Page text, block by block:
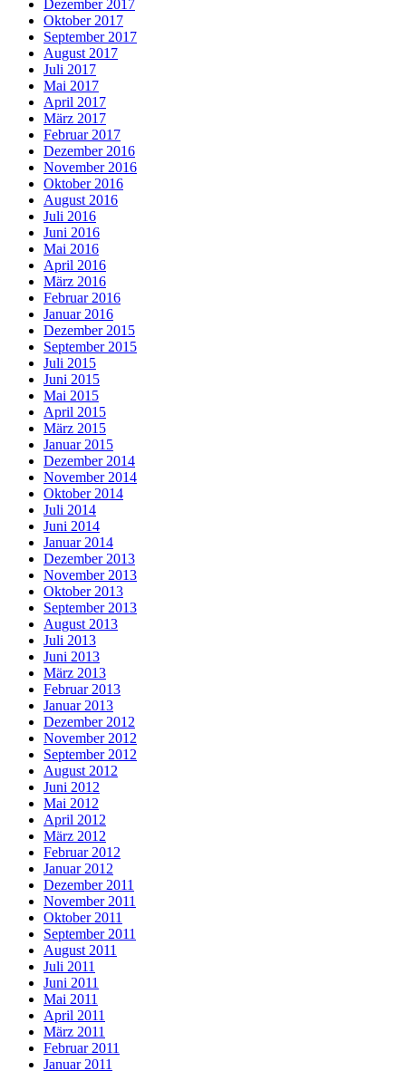
Dezember 2017
Oktober 2017
September 2017
August 2017
Juli 2017
Mai 2017
April 2017
März 2017
Februar 2017
Dezember 2016
November 2016
Oktober 2016
August 2016
Juli 2016
Juni 2016
Mai 2016
April 2016
März 2016
Februar 2016
Januar 2016
Dezember 2015
September 2015
Juli 2015
Juni 2015
Mai 2015
April 2015
März 2015
Januar 2015
Dezember 2014
November 2014
Oktober 2014
Juli 2014
Juni 2014
Januar 2014
Dezember 2013
November 2013
Oktober 2013
September 2013
August 2013
Juli 2013
Juni 2013
März 2013
Februar 2013
Januar 2013
Dezember 2012
November 2012
September 2012
August 2012
Juni 2012
Mai 2012
April 2012
März 2012
Februar 2012
Januar 2012
Dezember 2011
November 2011
Oktober 2011
September 2011
August 2011
Juli 2011
Juni 2011
Mai 2011
April 2011
März 2011
Februar 2011
Januar 2011